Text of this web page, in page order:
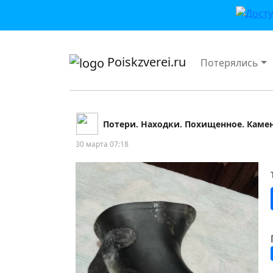
Poiskzverei.ru Потерялись
Потери. Находки. Похищенное.
30 марта 07:18